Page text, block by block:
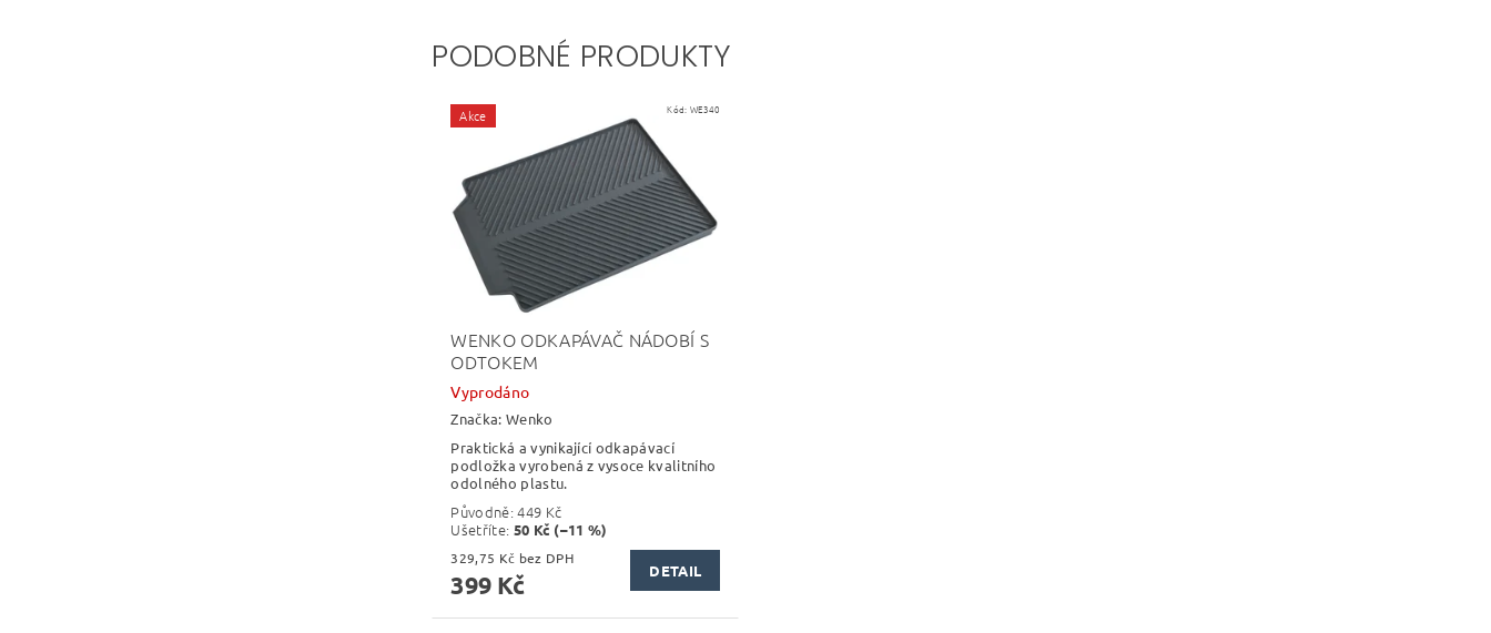
PODOBNÉ PRODUKTY
Akce Kód: WE340
WENKO ODKAPÁVAČ NÁDOBÍ S
ODTOKEM
Vyprodáno
Značka: Wenko
Praktická a vynikající odkapávací
podložka vyrobená z vysoce kvalitního
odolného plastu.
Původně:449 Kč
Ušetříte: 50 Kč (–11 %)
329,75 Kč bez DPH
399 Kč DETAIL